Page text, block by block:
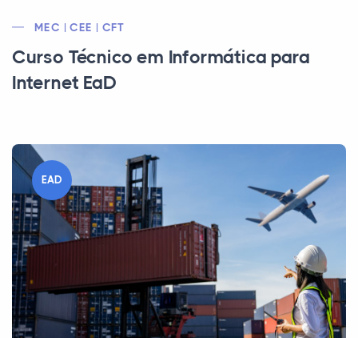
MEC | CEE | CFT
Curso Técnico em Informática para
Internet EaD
EAD